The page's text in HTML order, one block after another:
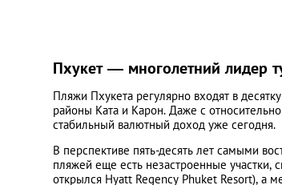
Пхукет — многолетний лидер
Пляжи Пхукета регулярно входят в
районы Ката и Карон. Даже с
стабильный валютный доход уже сегодня.
В перспективе пять-десять лет самыми
пляжей еще есть незастроенные участки,
открылся Hyatt Regency Phuket Resort), а